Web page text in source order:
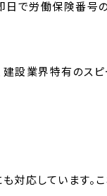
日で労働保険番号
建設業界特有のス
対応しています。